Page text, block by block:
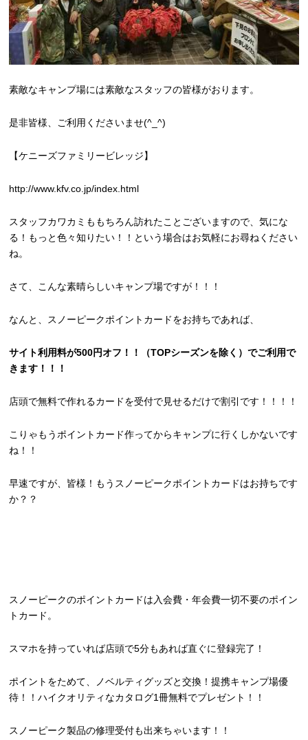
素敵なキャンプ場には素敵なスタッフの皆様がおります。
是非皆様、ご利用くださいませ(^_^)
【ケニーズファミリービレッジ】
http://www.kfv.co.jp/index.html
スタッフカワカミももちろん訪れたことございますので、気にな
る！もっと色々知りたい！！という場合はお気軽にお尋ねください
ね。
さて、こんな素晴らしいキャンプ場ですが！！！
なんと、スノーピークポイントカードをお持ちであれば、
サイト利用料が500円オフ！！（TOPシーズンを除く）でご利用で
きます！！！
店頭で無料で作れるカードを受付で見せるだけで割引です！！！！
こりゃもうポイントカード作ってからキャンプに行くしかないです
ね！！
早速ですが、皆様！もうスノーピークポイントカードはお持ちです
か？？
スノーピークのポイントカードは入会費・年会費一切不要のポイン
トカード。
スマホを持っていれば店頭で5分もあれば直ぐに登録完了！
ポイントをためて、ノベルティグッズと交換！提携キャンプ場優
待！！ハイクオリティなカタログ1冊無料でプレゼント！！
スノーピーク製品の修理受付も出来ちゃいます！！